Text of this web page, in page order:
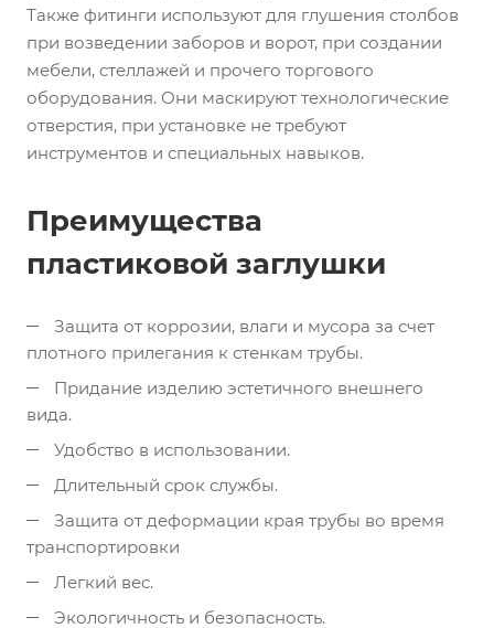
Также фитинги используют для глушения столбов
при возведении заборов и ворот, при создании
мебели, стеллажей и прочего торгового
оборудования. Они маскируют технологические
отверстия, при установке не требуют
инструментов и специальных навыков.
Преимущества
пластиковой заглушки
Защита от коррозии, влаги и мусора за счет
плотного прилегания к стенкам трубы.
Придание изделию эстетичного внешнего
вида.
Удобство в использовании.
Длительный срок службы.
Защита от деформации края трубы во время
транспортировки
Легкий вес.
Экологичность и безопасность.